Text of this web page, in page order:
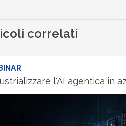
correlati
l'AI agentica in